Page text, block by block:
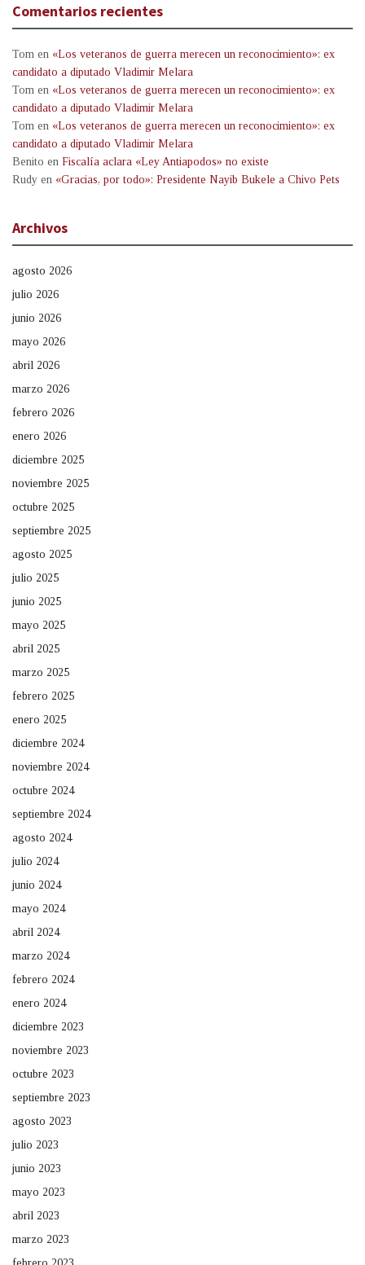
Comentarios recientes
Tom en «Los veteranos de guerra merecen un reconocimiento»: ex
candidato a diputado Vladimir Melara
Tom en «Los veteranos de guerra merecen un reconocimiento»: ex
candidato a diputado Vladimir Melara
Tom en «Los veteranos de guerra merecen un reconocimiento»: ex
candidato a diputado Vladimir Melara
Benito en Fiscalía aclara «Ley Antiapodos» no existe
Rudy en «Gracias, por todo»: Presidente Nayib Bukele a Chivo Pets
Archivos
agosto 2026
julio 2026
junio 2026
mayo 2026
abril 2026
marzo 2026
febrero 2026
enero 2026
diciembre 2025
noviembre 2025
octubre 2025
septiembre 2025
agosto 2025
julio 2025
junio 2025
mayo 2025
abril 2025
marzo 2025
febrero 2025
enero 2025
diciembre 2024
noviembre 2024
octubre 2024
septiembre 2024
agosto 2024
julio 2024
junio 2024
mayo 2024
abril 2024
marzo 2024
febrero 2024
enero 2024
diciembre 2023
noviembre 2023
octubre 2023
septiembre 2023
agosto 2023
julio 2023
junio 2023
mayo 2023
abril 2023
marzo 2023